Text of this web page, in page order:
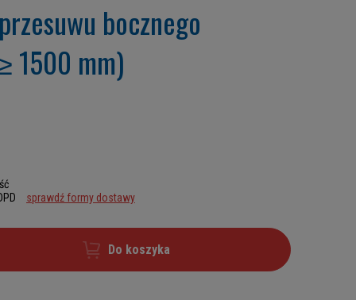
bocznego
1500 mm)
sprawdź formy dostawy
Do koszyka